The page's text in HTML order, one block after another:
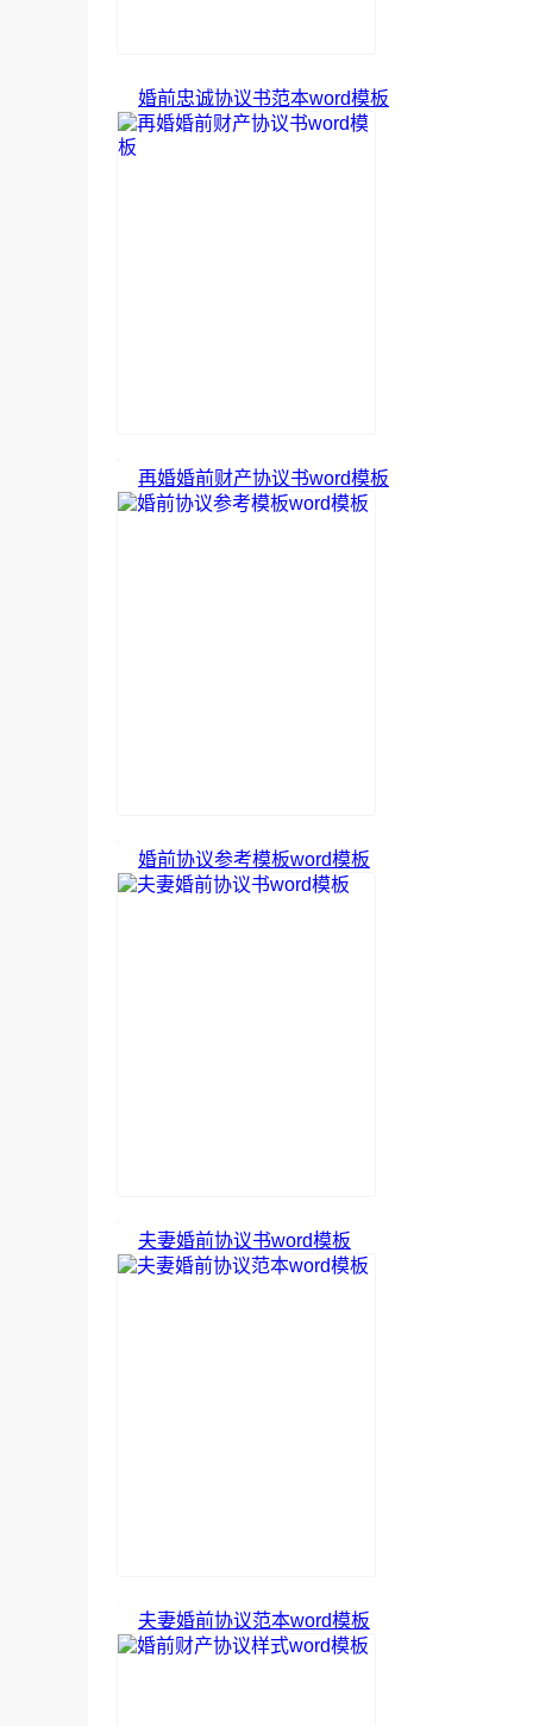
婚前忠诚协议书范本word模板
再婚婚前财产协议书word模板
婚前协议参考模板word模板
夫妻婚前协议书word模板
夫妻婚前协议范本word模板